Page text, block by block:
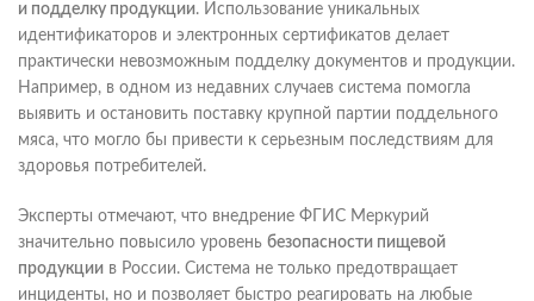
и подделку продукции. Использование уникальных
идентификаторов и электронных сертификатов делает
практически невозможным подделку документов и продукции.
Например, в одном из недавних случаев система помогла
выявить и остановить поставку крупной партии поддельного
мяса, что могло бы привести к серьезным последствиям для
здоровья потребителей.
Эксперты отмечают, что внедрение ФГИС Меркурий
значительно повысило уровень безопасности пищевой
продукции в России. Система не только предотвращает
инциденты, но и позволяет быстро реагировать на любые